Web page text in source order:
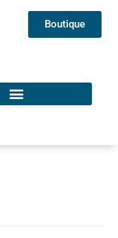
Boutique